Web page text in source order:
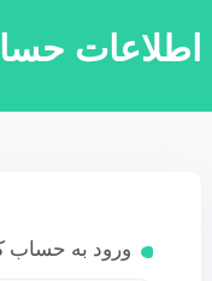
ورود به حساب